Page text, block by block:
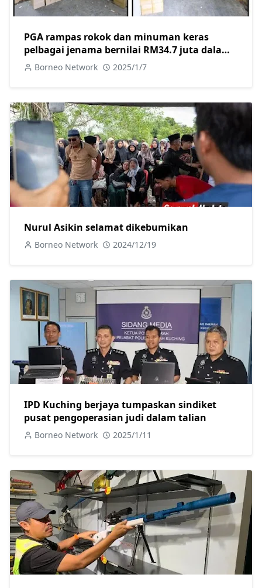
PGA rampas rokok dan minuman keras
pelbagai jenama bernilai RM34.7 juta dalam
dua serbuan berasingan di Kuching
Borneo Network 2025/1/7
Nurul Asikin selamat dikebumikan
Borneo Network 2024/12/19
IPD Kuching berjaya tumpaskan sindiket
pusat pengoperasian judi dalam talian
Borneo Network 2025/1/11